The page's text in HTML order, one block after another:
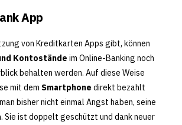
App
von Kreditkarten Apps gibt, können
Kontostände im Online-Banking noch
behalten werden. Auf diese Weise
mit dem Smartphone direkt bezahlt
bisher nicht einmal Angst haben, seine
Sie ist doppelt geschützt und dank neuer